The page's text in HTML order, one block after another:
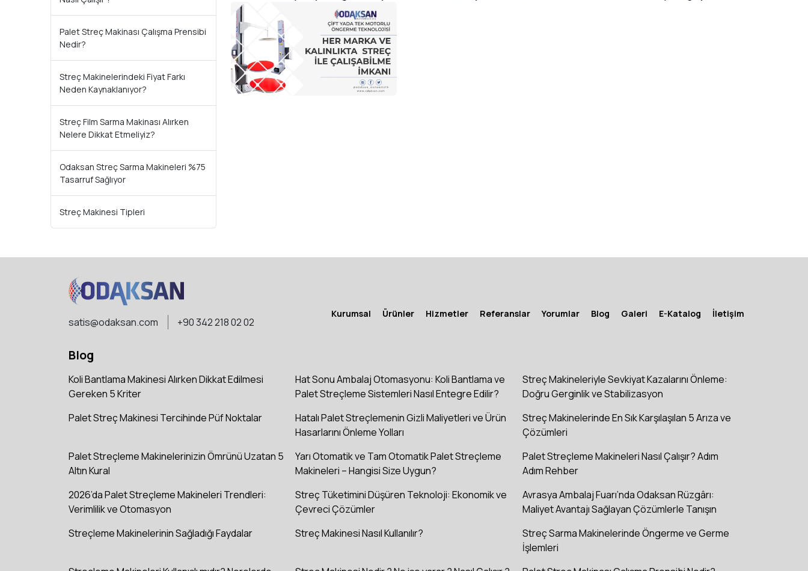
Palet Streç Makinası Çalışma Prensibi
Nedir?
Streç Makinelerindeki Fiyat Farkı
Neden Kaynaklanıyor?
Streç Film Sarma Makinası Alırken
Nelere Dikkat Etmeliyiz?
Odaksan Streç Sarma Makineleri %75
Tasarruf Sağlıyor
Streç Makinesi Tipleri
satis@odaksan.com +90 342 218 02 02
Kurumsal Ürünler Hizmetler Referanslar Yorumlar Blog Galeri E-Katalog İletişim
Blog
Koli Bantlama Makinesi Alırken Dikkat Edilmesi
Gereken 5 Kriter
Hat Sonu Ambalaj Otomasyonu: Koli Bantlama ve
Palet Streçleme Sistemleri Nasıl Entegre Edilir?
Streç Makineleriyle Sevkiyat Kazalarını Önleme:
Doğru Gerginlik ve Stabilizasyon
Palet Streç Makinesi Tercihinde Püf Noktalar
Hatalı Palet Streçlemenin Gizli Maliyetleri ve Ürün
Hasarlarını Önleme Yolları
Streç Makinelerinde En Sık Karşılaşılan 5 Arıza ve
Çözümleri
Palet Streçleme Makinelerinizin Ömrünü Uzatan 5
Altın Kural
Yarı Otomatik ve Tam Otomatik Palet Streçleme
Makineleri – Hangisi Size Uygun?
Palet Streçleme Makineleri Nasıl Çalışır? Adım
Adım Rehber
2026’da Palet Streçleme Makineleri Trendleri:
Verimlilik ve Otomasyon
Streç Tüketimini Düşüren Teknoloji: Ekonomik ve
Çevreci Çözümler
Avrasya Ambalaj Fuarı’nda Odaksan Rüzgârı:
Maliyet Avantajı Sağlayan Çözümlerle Tanışın
Streçleme Makinelerinin Sağladığı Faydalar
Streç Makinesi Nasıl Kullanılır?
Streç Sarma Makinelerinde Öngerme ve Germe
İşlemleri